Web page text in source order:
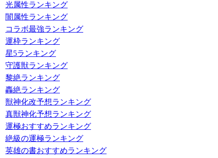
光属性ランキング
闇属性ランキング
コラボ最強ランキング
運枠ランキング
星5ランキング
守護獣ランキング
黎絶ランキング
轟絶ランキング
獣神化改予想ランキング
真獣神化予想ランキング
運極おすすめランキング
絶級の運極ランキング
英雄の書おすすめランキング